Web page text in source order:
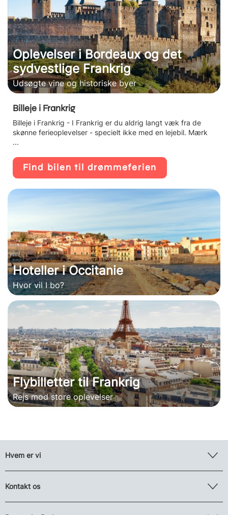
Oplevelser i Bordeaux og det
sydvestlige Frankrig
Udsøgte vine og historiske byer
Billeje i Frankrig
Billeje i Frankrig - I Frankrig er du aldrig langt væk fra de
skønne ferieoplevelser - specielt ikke med en lejebil. Mærk
...
Find bilen til drømmeferien
Hoteller i Occitanie
Hvor vil I bo?
Flybilletter til Frankrig
Rejs mod store oplevelser
Hvem er vi
Kontakt os